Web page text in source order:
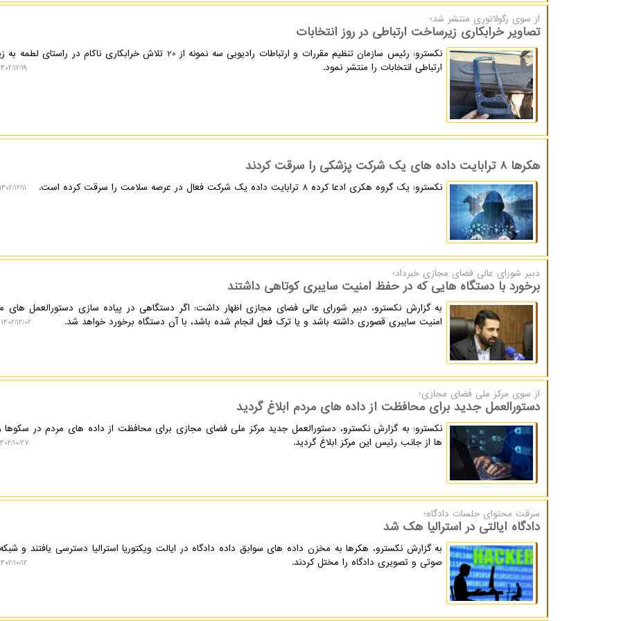
از سوی رگولاتوری منتشر شد؛
تصاویر خرابکاری زیرساخت ارتباطی در روز انتخابات
نکسترو: رئیس سازمان تنظیم مقررات و ارتباطات رادیویی سه نمونه از 20 تلاش خرابکاری ناکام در
ارتباطی انتخابات را منتشر نمود.
۱۴۰۲/۱۲/۱۹
هکرها 8 ترابایت داده های یک شرکت پزشکی را سرقت کردند
نکسترو: یک گروه هکری ادعا کرده 8 ترابایت داده یک شرکت فعال در عرصه سلامت را سرقت کرده است. ۱۴۰۲/۱۲/۱۱ ۱۹:۳۴:۳۰
دبیر شورای عالی فضای مجازی خبرداد؛
برخورد با دستگاه هایی که در حفظ امنیت سایبری کوتاهی داشتند
به گزارش نکسترو، دبیر شورای عالی فضای مجازی اظهار داشت: اگر دستگاهی در پیاده سازی دستورالعمل های
امنیت سایبری قصوری داشته باشد و یا ترک فعل انجام شده باشد، با آن دستگاه برخورد خواهد شد.
۱۴۰۲/۱۲/۰۲ ۰۸:۰۳:۵۰
از سوی مركز ملی فضای مجازی؛
دستورالعمل جدید برای محافظت از داده های مردم ابلاغ گردید
نکسترو: به گزارش نکسترو، دستورالعمل جدید مرکز ملی فضای مجازی برای محافظت از داده های مردم در سکوها
ها از جانب رئیس این مرکز ابلاغ گردید.
۱۴۰۲/۱۰/۲۷
سرقت محتوای جلسات دادگاه؛
دادگاه ایالتی در استرالیا هک شد
به گزارش نکسترو، هکرها به مخزن داده های سوابق داده دادگاه در ایالت ویکتوریا استرالیا دسترسی یافتند و
صوتی و تصویری دادگاه را مختل کردند.
۱۴۰۲/۱۰/۱۲